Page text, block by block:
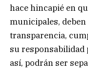
hace hincapié en
municipales,
transparencia,
su responsabilidad
así, podrán ser